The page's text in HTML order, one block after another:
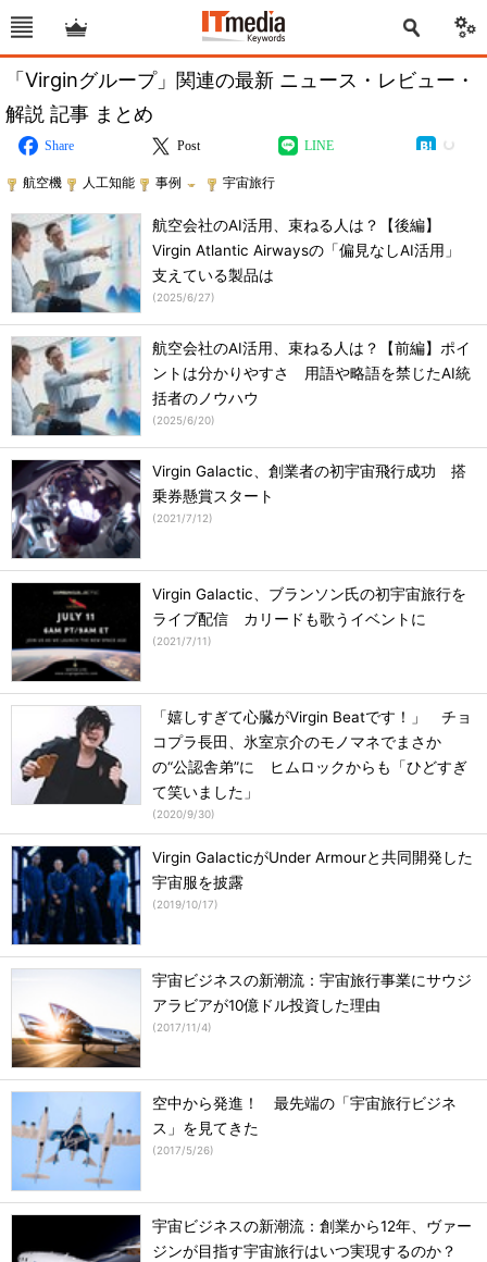
「Virginグループ」関連の最新 ニュース・レビュー・
解説 記事 まとめ
Share Post LINE
航空機 人工知能 事例 宇宙旅行
航空会社のAI活用、束ねる人は？【後編】
Virgin Atlantic Airwaysの「偏見なしAI活用」
支えている製品は
(2025/6/27)
航空会社のAI活用、束ねる人は？【前編】ポイ
ントは分かりやすさ 用語や略語を禁じたAI統
括者のノウハウ
(2025/6/20)
Virgin Galactic、創業者の初宇宙飛行成功 搭
乗券懸賞スタート
(2021/7/12)
Virgin Galactic、ブランソン氏の初宇宙旅行を
ライブ配信 カリードも歌うイベントに
(2021/7/11)
「嬉しすぎて心臓がVirgin Beatです！」 チョ
コプラ長田、氷室京介のモノマネでまさか
の“公認舎弟”に ヒムロックからも「ひどすぎ
て笑いました」
(2020/9/30)
Virgin GalacticがUnder Armourと共同開発した
宇宙服を披露
(2019/10/17)
宇宙ビジネスの新潮流：宇宙旅行事業にサウジ
アラビアが10億ドル投資した理由
(2017/11/4)
空中から発進！ 最先端の「宇宙旅行ビジネ
ス」を見てきた
(2017/5/26)
宇宙ビジネスの新潮流：創業から12年、ヴァー
ジンが目指す宇宙旅行はいつ実現するのか？